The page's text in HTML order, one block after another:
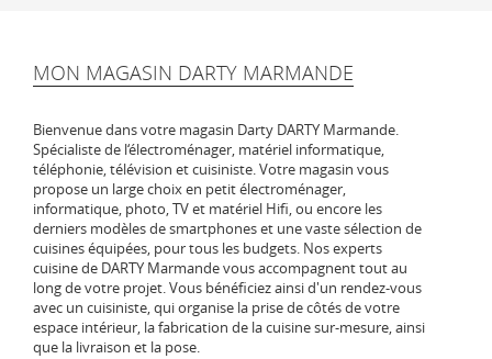
MON MAGASIN DARTY MARMANDE
Bienvenue dans votre magasin Darty DARTY Marmande.
Spécialiste de l‘électroménager, matériel informatique,
téléphonie, télévision et cuisiniste. Votre magasin vous
propose un large choix en petit électroménager,
informatique, photo, TV et matériel Hifi, ou encore les
derniers modèles de smartphones et une vaste sélection de
cuisines équipées, pour tous les budgets. Nos experts
cuisine de DARTY Marmande vous accompagnent tout au
long de votre projet. Vous bénéficiez ainsi d'un rendez-vous
avec un cuisiniste, qui organise la prise de côtés de votre
espace intérieur, la fabrication de la cuisine sur-mesure, ainsi
que la livraison et la pose.